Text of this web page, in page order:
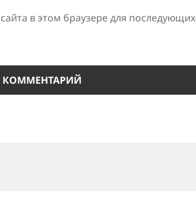
в этом браузере для последующих